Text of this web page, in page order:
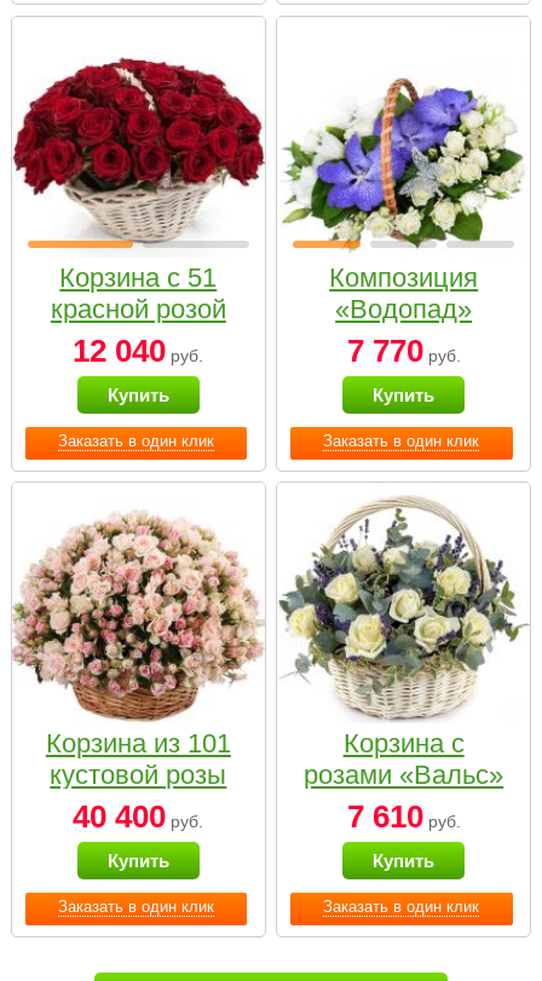
Заказать в один клик
Корзина с 51
красной розой
12 040 руб.
Купить
Заказать в один клик
Композиция
«Водопад»
7 770руб.
Купить
Заказать в один клик
Корзина из 101
кустовой розы
нежных тонов
40 400 руб.
Купить
Заказать в один клик
Корзина с
розами «Вальс»
7 610руб.
Купить